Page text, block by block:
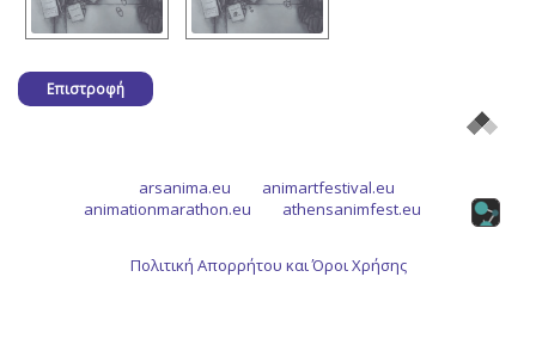
Επιστροφή
arsanima.eu
animartfestival.eu
animationmarathon.eu
athensanimfest.eu
Πολιτική Απορρήτου και Όροι Χρήσης